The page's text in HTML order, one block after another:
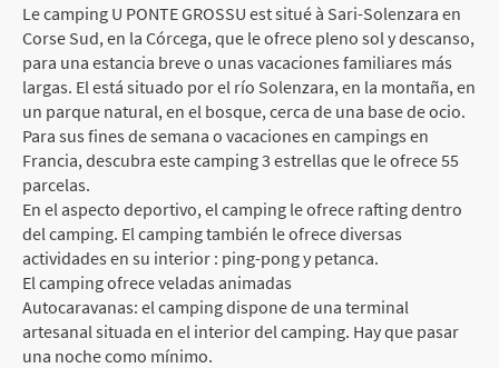
Le camping U PONTE GROSSU est situé à Sari-Solenzara en
Corse Sud, en la Córcega, que le ofrece pleno sol y descanso,
para una estancia breve o unas vacaciones familiares más
largas. El está situado por el río Solenzara, en la montaña, en
un parque natural, en el bosque, cerca de una base de ocio.
Para sus fines de semana o vacaciones en campings en
Francia, descubra este camping 3 estrellas que le ofrece 55
parcelas.
En el aspecto deportivo, el camping le ofrece rafting dentro
del camping. El camping también le ofrece diversas
actividades en su interior : ping-pong y petanca.
El camping ofrece veladas animadas
Autocaravanas: el camping dispone de una terminal
artesanal situada en el interior del camping. Hay que pasar
una noche como mínimo.